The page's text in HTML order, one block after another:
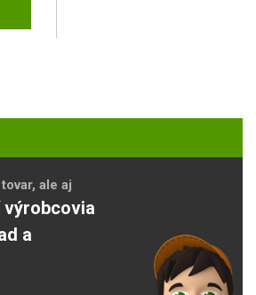
ale aj
výrobcovia
a